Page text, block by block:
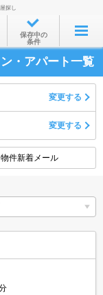
探し
保存中の
条件
・アパート一覧
変更する
変更する
物件新着メール